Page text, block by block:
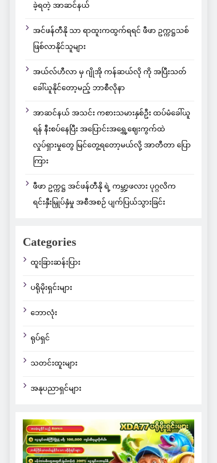
ခဲ့ရတဲ့ အာဆင်နယ်
အင်ဖန်တီနို သာ ရာထူးကထွက်ရရင် ဖီဖာ ဥက္ကဋ္ဌသစ်
ဖြစ်လာနိုင်သူများ
အယ်လ်ဟီလာ မှ ဂျိုအို ကန်ဆယ်လို ကို အပြီးသတ်
ခေါ်ယူနိုင်တော့မည့် ဘာစီလိုနာ
အာဆင်နယ် အသင်း ကစားသမားနှစ်ဦး ထပ်မံခေါ်ယူ
ရန် နီးစပ်နေပြီး အပြောင်းအရွှေ့ဈေးကွက်ထဲ
လှုပ်ရှားမှုတွေ မြင်တွေ့ရတော့မယ်လို့ အာတီတာ ပြော
ကြား
ဖီဖာ ဥက္ကဋ္ဌ အင်ဖန်တီနို ရဲ့ ကမ္ဘာ့ဖလား ပုဂ္ဂလိက
ရင်းနှီးမြှုပ်နှံမှု အစီအစဉ် ပျက်ပြယ်သွားခြင်း
Categories
ထူးခြားဆန်းပြား
ပရိုမိုးရှင်းများ
ဘောလုံး
ရုပ်ရှင်
သတင်းထူးများ
အနုပညာရှင်များ